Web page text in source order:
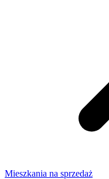
Mieszkania na sprzedaż